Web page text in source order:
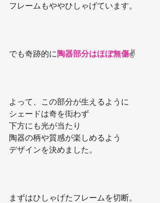
フレームもややひしゃげています。
でも奇跡的に 陶器部分はほぼ無傷✌️
よって、この部分が生えるように
シェードは奇を衒わず
下方にも光が当たり
陶器の柄や質感が楽しめるよう
デザインを決めました。
まずはひしゃげたフレームを切断。